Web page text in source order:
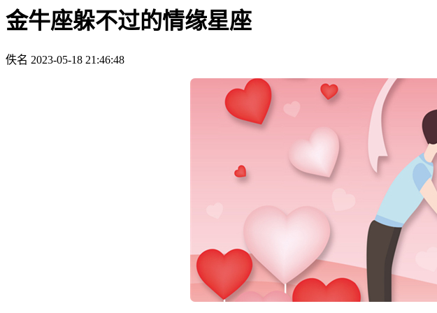
金牛座躲不过的情缘星座
佚名 2023-05-18 21:46:48